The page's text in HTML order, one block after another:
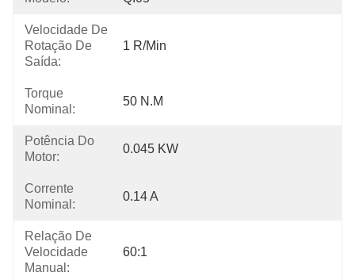
Velocidade De
Rotação De
Saída:
1 R/min
Torque
Nominal:
50 N.m
Potência Do
Motor:
0.045 KW
Corrente
Nominal:
0.14 A
Relação De
Velocidade
Manual:
60:1